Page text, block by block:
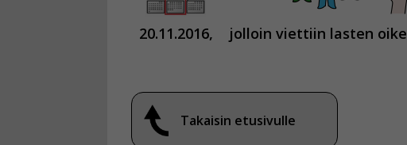
20.11.2016, jolloin viettiin lasten
Takaisin etusivulle